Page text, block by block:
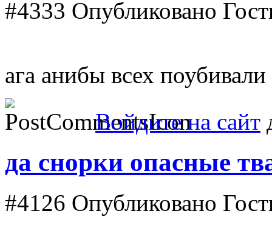
#4333 Опубликовано
ага анибы всех поубивали
Войдите на сайт
да снорки опасные
#4126 Опубликовано